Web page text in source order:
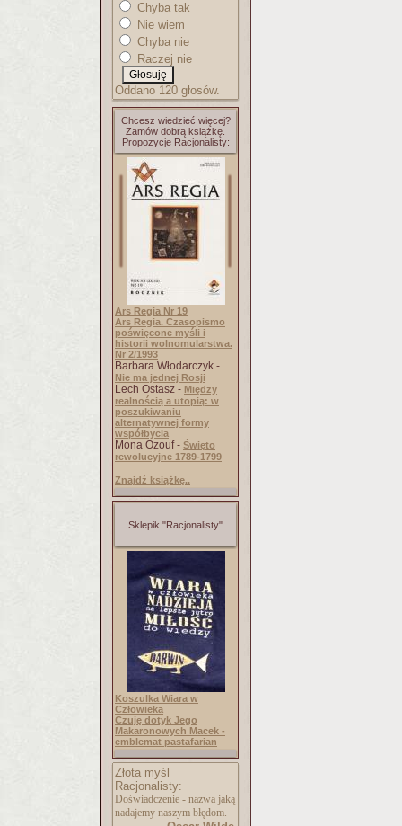
Chyba tak
Nie wiem
Chyba nie
Raczej nie
Oddano 120 głosów.
Chcesz wiedzieć więcej?
Zamów dobrą książkę.
Propozycje Racjonalisty:
Ars Regia Nr 19
Ars Regia. Czasopismo
poświęcone myśli i
historii wolnomularstwa.
Nr 2/1993
Barbara Włodarczyk -
Nie ma jednej Rosji
Lech Ostasz - Między
realnością a utopią: w
poszukiwaniu
alternatywnej formy
współbycia
Mona Ozouf - Święto
rewolucyjne 1789-1799
Znajdź książkę..
Sklepik "Racjonalisty"
Koszulka Wiara w
Człowieka
Czuję dotyk Jego
Makaronowych Macek -
emblemat pastafarian
Złota myśl
Racjonalisty:
Doświadczenie - nazwa jaką
nadajemy naszym błędom.